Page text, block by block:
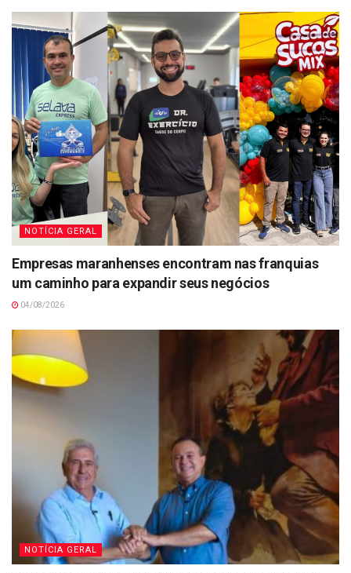
NOTÍCIA GERAL
Empresas maranhenses encontram nas franquias
um caminho para expandir seus negócios
04/08/2026
NOTÍCIA GERAL